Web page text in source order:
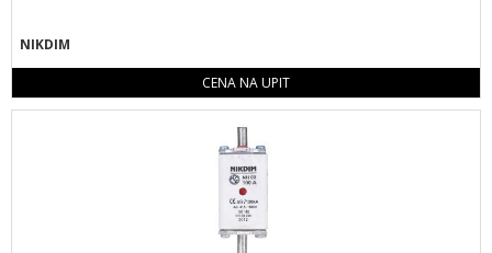
NIKDIM
CENA NA UPIT